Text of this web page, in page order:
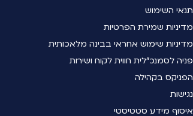
תנאי השימוש
מדיניות שמירת הפרטיות
מדיניות שימוש אחראי בבינה מלאכותית
פניה לסמנכ"לית חווית לקוח ושירות
הפניקס בקהילה
נגישות
איסוף מידע סטטיסטי